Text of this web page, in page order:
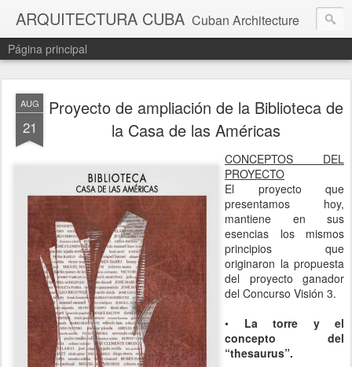
ARQUITECTURA CUBA Cuban Architecture
Página principal
AUG
21
Proyecto de ampliación de la Biblioteca de
la Casa de las Américas
CONCEPTOS DEL
PROYECTO
El proyecto que
presentamos hoy,
mantiene en sus
esencias los mismos
principios que
originaron la propuesta
del proyecto ganador
del Concurso Visión 3.
• La torre y el
concepto del
“thesaurus”.